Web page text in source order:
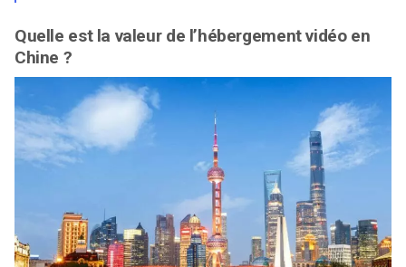
Quelle est la valeur de l’hébergement vidéo en
Chine ?